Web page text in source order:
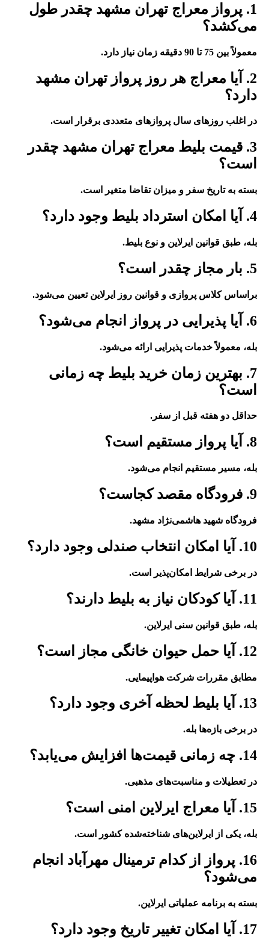
1. پرواز معراج تهران مشهد چقدر طول
می‌کشد؟
معمولاً بین 75 تا 90 دقیقه زمان نیاز دارد.
2. آیا معراج هر روز پرواز تهران مشهد
دارد؟
در اغلب روزهای سال پروازهای متعددی برقرار است.
3. قیمت بلیط معراج تهران مشهد چقدر
است؟
بسته به تاریخ سفر و میزان تقاضا متغیر است.
4. آیا امکان استرداد بلیط وجود دارد؟
بله، طبق قوانین ایرلاین و نوع بلیط.
5. بار مجاز چقدر است؟
براساس کلاس پروازی و قوانین روز ایرلاین تعیین می‌شود.
6. آیا پذیرایی در پرواز انجام می‌شود؟
بله، معمولاً خدمات پذیرایی ارائه می‌شود.
7. بهترین زمان خرید بلیط چه زمانی
است؟
حداقل دو هفته قبل از سفر.
8. آیا پرواز مستقیم است؟
بله، مسیر مستقیم انجام می‌شود.
9. فرودگاه مقصد کجاست؟
فرودگاه شهید هاشمی‌نژاد مشهد.
10. آیا امکان انتخاب صندلی وجود دارد؟
در برخی شرایط امکان‌پذیر است.
11. آیا کودکان نیاز به بلیط دارند؟
بله، طبق قوانین سنی ایرلاین.
12. آیا حمل حیوان خانگی مجاز است؟
مطابق مقررات شرکت هواپیمایی.
13. آیا بلیط لحظه آخری وجود دارد؟
در برخی بازه‌ها بله.
14. چه زمانی قیمت‌ها افزایش می‌یابد؟
در تعطیلات و مناسبت‌های مذهبی.
15. آیا معراج ایرلاین امنی است؟
بله، یکی از ایرلاین‌های شناخته‌شده کشور است.
16. پرواز از کدام ترمینال مهرآباد انجام
می‌شود؟
بسته به برنامه عملیاتی ایرلاین.
17. آیا امکان تغییر تاریخ وجود دارد؟